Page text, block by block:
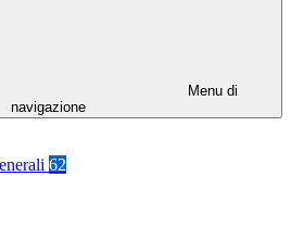
Menu di
navigazione
62